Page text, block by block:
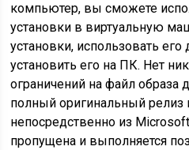
компьютер, вы сможете
установки в виртуальную
установки, использовать его
установить его на ПК. Нет
ограничений на файл образа
полный оригинальный релиз
непосредственно из
пропущена и выполняется